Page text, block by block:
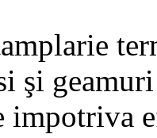
şi
impotriva